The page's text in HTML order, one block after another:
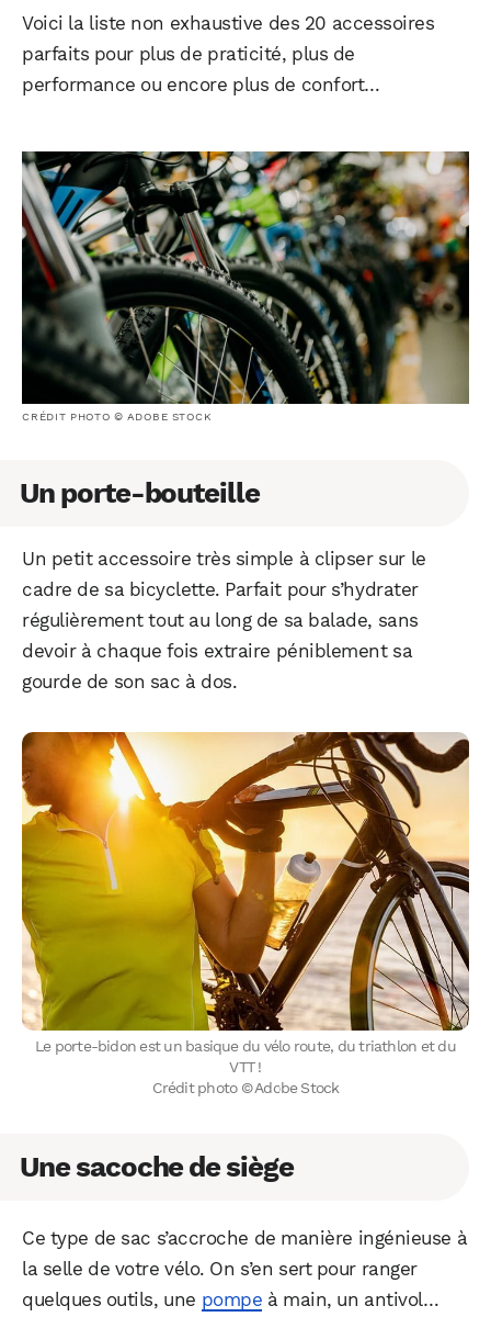
Voici la liste non exhaustive des 20 accessoires
parfaits pour plus de praticité, plus de
performance ou encore plus de confort…
CRÉDIT PHOTO © ADOBE STOCK
Un porte-bouteille
Un petit accessoire très simple à clipser sur le
cadre de sa bicyclette. Parfait pour s’hydrater
régulièrement tout au long de sa balade, sans
devoir à chaque fois extraire péniblement sa
gourde de son sac à dos.
Le porte-bidon est un basique du vélo route, du triathlon et du
VTT !
Crédit photo © Adobe Stock
Une sacoche de siège
Ce type de sac s’accroche de manière ingénieuse à
la selle de votre vélo. On s’en sert pour ranger
quelques outils, une pompe à main, un antivol…